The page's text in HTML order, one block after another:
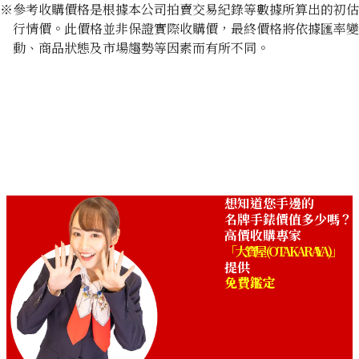
※參考收購價格是根據本公司拍賣交易紀錄等數據所算出的初估
行情價。此價格並非保證實際收購價，最終價格將依據匯率變
動、商品狀態及市場趨勢等因素而有所不同。
想知道您手邊的
名牌手錶價值多少嗎？
高價收購專家
「大寶屋 (OTAKARAYA)」
提供
免費鑑定